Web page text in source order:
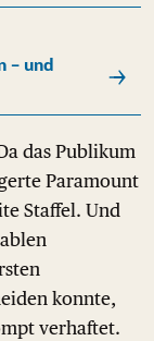
– und
das Publikum
Paramount
Staffel. Und
konnte,
verhaftet.